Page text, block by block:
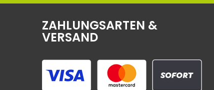
ZAHLUNGSARTEN &
VERSAND